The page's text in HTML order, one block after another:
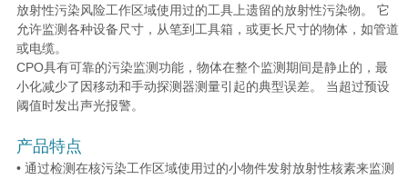
放射性污染风险工作区域使用过的工具上遗留的放射性污染物。 它
允许监测各种设备尺寸，从笔到工具箱，或更长尺寸的物体，如管道
或电缆。
CPO具有可靠的污染监测功能，物体在整个监测期间是静止的，最
小化减少了因移动和手动探测器测量引起的典型误差。 当超过预设
阈值时发出声光报警。
产品特点
• 通过检测在核污染工作区域使用过的小物件发射放射性核素来监测